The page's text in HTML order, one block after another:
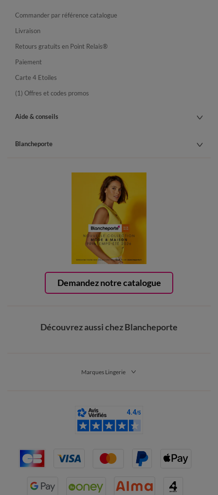
Demandez notre catalogue
Commander par référence catalogue
Livraison
Retours gratuits en Point Relais®
Paiement
Carte 4 Etoiles
(1) Offres et codes promos
Aide & conseils
Blancheporte
Découvrez aussi chez Blancheporte
Marques Lingerie